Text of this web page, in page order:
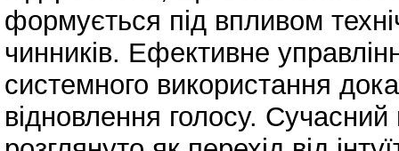
формується під впливом
чинників. Ефективне
системного використання
відновлення голосу.